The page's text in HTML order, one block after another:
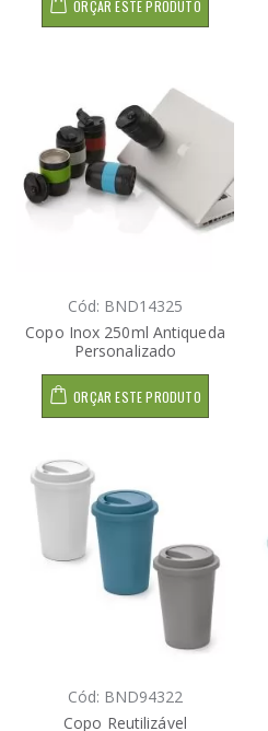
ORÇAR ESTE PRODUTO
Cód: BND14325
Copo Inox 250ml Antiqueda
Personalizado
ORÇAR ESTE PRODUTO
Cód: BND94322
Copo Reutilizável